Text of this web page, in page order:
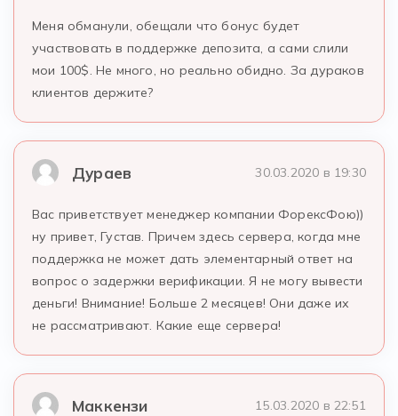
Меня обманули, обещали что бонус будет
участвовать в поддержке депозита, а сами слили
мои 100$. Не много, но реально обидно. За дураков
клиентов держите?
Дураев 30.03.2020 в 19:30
Вас приветствует менеджер компании ФорексФою))
ну привет, Густав. Причем здесь сервера, когда мне
поддержка не может дать элементарный ответ на
вопрос о задержки верификации. Я не могу вывести
деньги! Внимание! Больше 2 месяцев! Они даже их
не рассматривают. Какие еще сервера!
Маккензи 15.03.2020 в 22:51